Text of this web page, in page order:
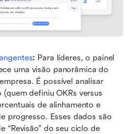
: Para líderes, o painel
uma visão panorâmica do
É possível analisar
definiu OKRs versus
de alinhamento e
progresso. Esses dados são
“Revisão” do seu ciclo de